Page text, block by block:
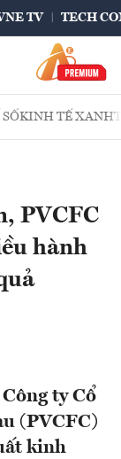
TV TECH
KINH TẾ XANH
PVCFC
hành
ty Cổ
(PVCFC)
kinh